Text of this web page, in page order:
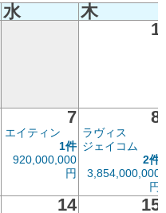
水 木
1
7
エイティン
1件
920,000,000
円
8
ラヴィス
ジェイコム
2件
3,854,000,000
円
14 15